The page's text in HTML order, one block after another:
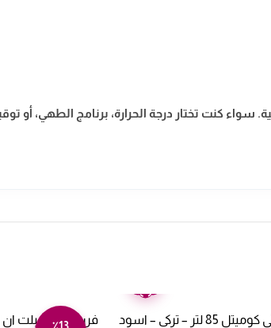
الفرن بدقة متناهية. سواء كنت تختار درجة الحرارة، برنامج
فرن بلت ان كهربائى كوميتل 85 لتر – تركي – اسود
٪13